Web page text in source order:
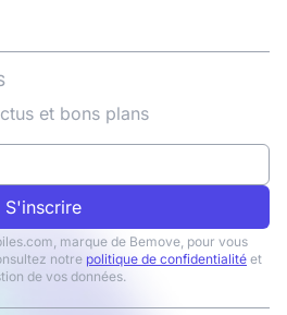
et bons plans
S'inscrire
marque de Bemove, pour vous
notre politique de confidentialité et
de vos données.